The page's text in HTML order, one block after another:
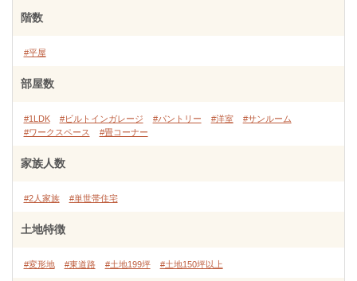
階数
#平屋
部屋数
#1LDK #ビルトインガレージ #パントリー #洋室
#サンルーム
#ワークスペース
#畳コーナー
家族人数
#2人家族 #単世帯住宅
土地特徴
#変形地 #東道路 #土地199坪 #土地150坪以上